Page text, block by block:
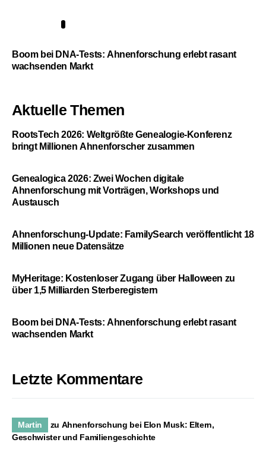
Boom bei DNA-Tests: Ahnenforschung erlebt rasant
wachsenden Markt
Aktuelle Themen
RootsTech 2026: Weltgrößte Genealogie-Konferenz
bringt Millionen Ahnenforscher zusammen
Genealogica 2026: Zwei Wochen digitale
Ahnenforschung mit Vorträgen, Workshops und
Austausch
Ahnenforschung-Update: FamilySearch veröffentlicht 18
Millionen neue Datensätze
MyHeritage: Kostenloser Zugang über Halloween zu
über 1,5 Milliarden Sterberegistern
Boom bei DNA-Tests: Ahnenforschung erlebt rasant
wachsenden Markt
Letzte Kommentare
Martin zu Ahnenforschung bei Elon Musk: Eltern,
Geschwister und Familiengeschichte